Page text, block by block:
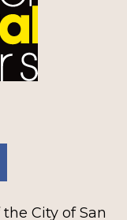
TikTok
on
City of San